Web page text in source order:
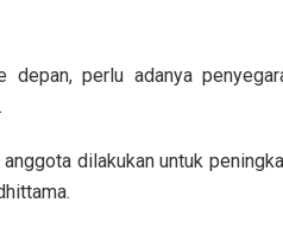
perlu adanya
dilakukan untuk